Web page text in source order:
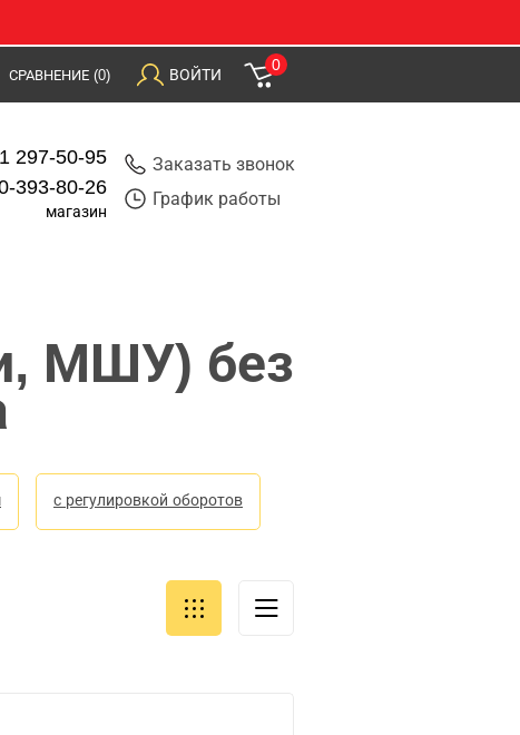
СРАВНЕНИЕ (0) ВОЙТИ
0
297-50-95
393-80-26
магазин
Заказать звонок
График работы
МШУ) без
с регулировкой оборотов